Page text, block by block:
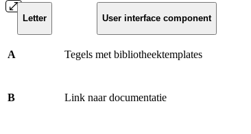
Letter User interface component
A Tegels met bibliotheektemplates
B Link naar documentatie